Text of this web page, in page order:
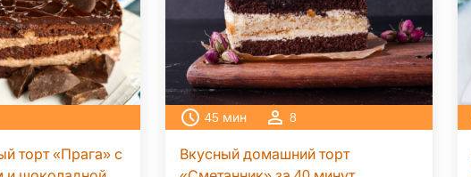
торт «Прага» с
45 мин 8
Вкусный домашний торт